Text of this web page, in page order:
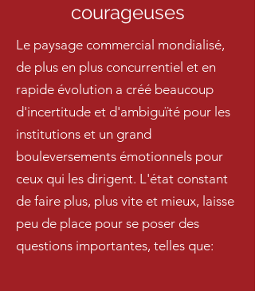
courageuses
Le paysage commercial mondialisé,
de plus en plus concurrentiel et en
rapide évolution a créé beaucoup
d'incertitude et d'ambiguïté pour les
institutions et un grand
bouleversements émotionnels pour
ceux qui les dirigent. L'état constant
de faire plus, plus vite et mieux, laisse
peu de place pour se poser des
questions importantes, telles que: